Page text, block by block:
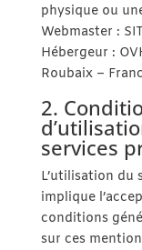
physique ou
Webmaster :
Hébergeur :
Roubaix –
2.
services
L’utilisation du
implique
conditions
sur ces